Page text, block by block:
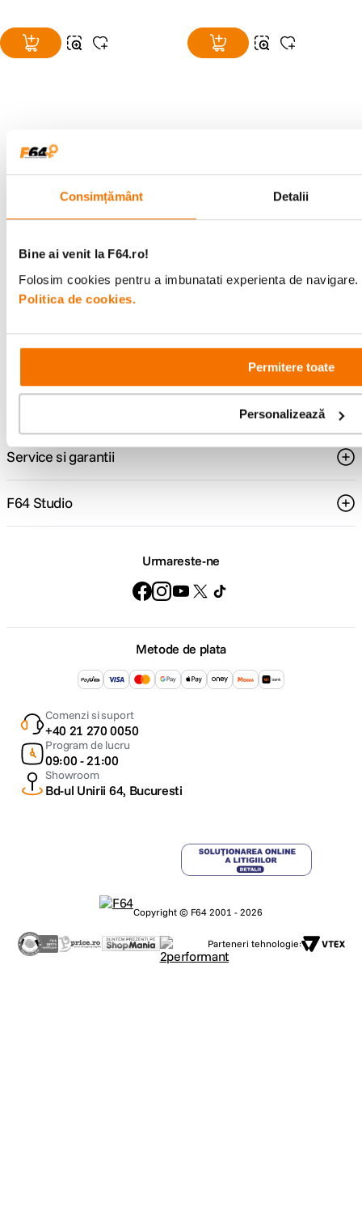
Consimțământ Detalii
Bine ai venit la F64.ro!
Folosim cookies pentru a imbunatati experienta de
Politica de cookies.
Permitere toate
Personalizează
pentru tine.
Consultanta
specializata
Livrare gratuita
499lei
Service si garantii
F64 Studio
Urmareste-ne
Metode de plata
Comenzi si suport
+40 21 270 0050
Program de lucru
09:00 - 21:00
Showroom
Bd-ul Unirii 64, Bucuresti
Copyright © F64 2001 - 2026
Parteneri tehnologie: